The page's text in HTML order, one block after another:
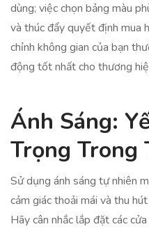
dùng; việc chọn bảng màu
và thúc đẩy quyết định mua
chỉnh không gian của bạn
động tốt nhất cho thương
Ánh Sáng:
Trọng Trong
Sử dụng ánh sáng tự nhiên
cảm giác thoải mái và thu
Hãy cân nhắc lắp đặt các